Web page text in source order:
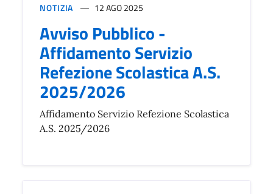
NOTIZIA 12 AGO 2025
Avviso Pubblico -
Affidamento Servizio
Refezione Scolastica A.S.
2025/2026
Affidamento Servizio Refezione Scolastica
A.S. 2025/2026